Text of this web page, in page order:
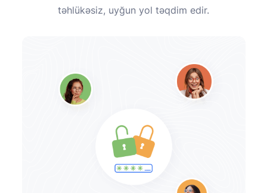
təhlükəsiz, uyğun yol təqdim edir.